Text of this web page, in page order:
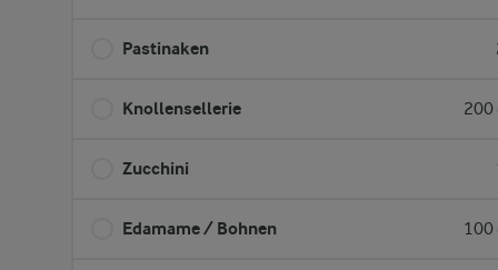
Pastinaken
Knollensellerie 200
Zucchini
Edamame / Bohnen 100